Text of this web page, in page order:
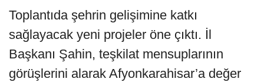
Toplantıda şehrin gelişimine katkı
sağlayacak yeni projeler öne çıktı. İl
Başkanı Şahin, teşkilat mensuplarının
görüşlerini alarak Afyonkarahisar’a değer